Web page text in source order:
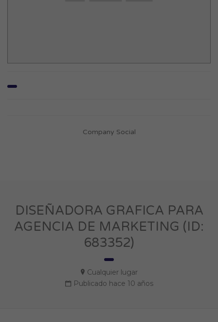
Company Social
DISEÑADORA GRAFICA PARA
AGENCIA DE MARKETING (ID:
683352)
Cualquier lugar
Publicado hace 10 años